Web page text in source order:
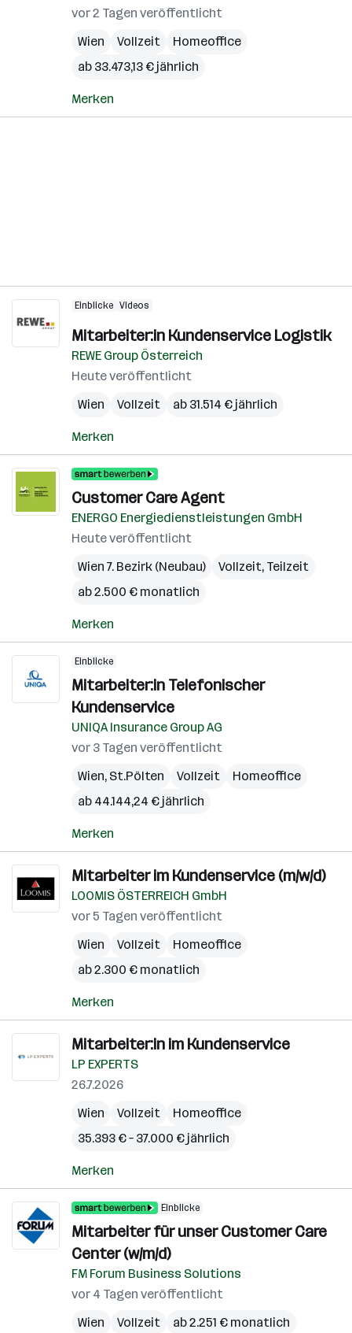
vor 2 Tagen veröffentlicht
Wien
Vollzeit
Homeoffice
ab 33.473,13 € jährlich
Merken
Einblicke Videos
Mitarbeiter:in Kundenservice Logistik
REWE Group Österreich
Heute veröffentlicht
Wien
Vollzeit ab 31.514 € jährlich
Merken
Customer Care Agent
ENERGO Energiedienstleistungen GmbH
Heute veröffentlicht
Wien 7. Bezirk (Neubau)
Vollzeit, Teilzeit
ab 2.500 € monatlich
Merken
Einblicke
Mitarbeiter:in Telefonischer
Kundenservice
UNIQA Insurance Group AG
vor 3 Tagen veröffentlicht
Wien, St.Pölten Vollzeit
Homeoffice
ab 44.144,24 € jährlich
Merken
Mitarbeiter im Kundenservice (m/w/d)
LOOMIS ÖSTERREICH GmbH
vor 5 Tagen veröffentlicht
Wien
Vollzeit
Homeoffice
ab 2.300 € monatlich
Merken
Mitarbeiter:in im Kundenservice
LP EXPERTS
26.7.2026
Wien
Vollzeit
Homeoffice
35.393 € – 37.000 € jährlich
Merken
Einblicke
Mitarbeiter für unser Customer Care
Center (w/m/d)
FM Forum Business Solutions
vor 4 Tagen veröffentlicht
Wien
Vollzeit ab 2.251 € monatlich